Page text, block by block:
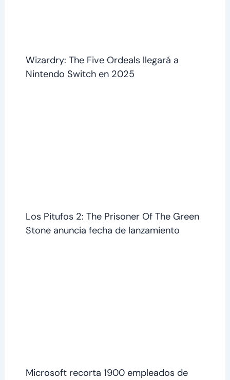
Wizardry: The Five Ordeals llegará a
Nintendo Switch en 2025
Los Pitufos 2: The Prisoner Of The Green
Stone anuncia fecha de lanzamiento
Microsoft recorta 1900 empleados de